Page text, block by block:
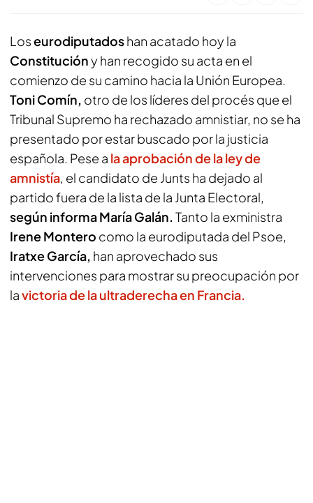
Loseurodiputadoshan acatado hoy la
Constitucióny han recogido su acta en el
comienzo de su camino hacia la Unión Europea.
Toni Comín, otro de los líderes del procés que el
Tribunal Supremo ha rechazado amnistiar, no se ha
presentado por estar buscado por la justicia
española. Pese a la aprobación de la ley de
amnistía, el candidato de Junts ha dejado al
partido fuera de la lista de la Junta Electoral,
según informa María Galán.Tanto la exministra
Irene Montero como la eurodiputada del Psoe,
Iratxe García, han aprovechado sus
intervenciones para mostrar su preocupación por
lavictoria de la ultraderecha en Francia.